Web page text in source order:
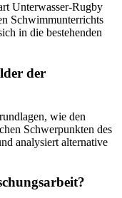
Unterwasser-Rugby
Schwimmunterrichts
in die bestehenden
der
wie den
Schwerpunkten des
analysiert alternative